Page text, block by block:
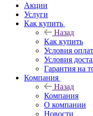
Акции
Услуги
Как купить
Назад
Как купить
Условия
Условия
Гарантия на
Компания
Назад
Компания
О компании
Новости